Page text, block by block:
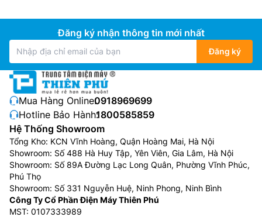
GoogleTivi Sony KD-32W830Kvô cùng bền bỉ khi
được chế tạo bằng công nghệ X-Protection PRO mới
và cải tiến. Không chỉ được trang bị khả năng chống
bụi và chống ẩm vượt trội, chiếc tivi này còn đạt tiêu
chuẩn cao nhất trong các bài kiểm tra chống sét của
Sony, nghĩa là tivi Sony của bạn được bảo vệ khỏi sét
đánh và điện áp tăng vọt. Hãy tiếp tục thưởng thức
nội dung giải trí liền mạch với một chiếc tivi bền bỉ
hơn với thời gian.
Đăng ký nhận thông tin mới nhất
Đăng ký
Mua Hàng Online:0918969699
Hotline Bảo Hành:1800585859
Hệ Thống Showroom
Tổng Kho: KCN Vĩnh Hoàng, Quận Hoàng Mai, Hà Nội
Showroom: Số 488 Hà Huy Tập, Yên Viên, Gia Lâm, Hà Nội
Showroom: Số 89A Đường Lạc Long Quân, Phường Vĩnh Phúc,
Phú Thọ
Showroom: Số 331 Nguyễn Huệ, Ninh Phong, Ninh Bình
Công Ty Cổ Phần Điện Máy Thiên Phú
MST: 0107333989